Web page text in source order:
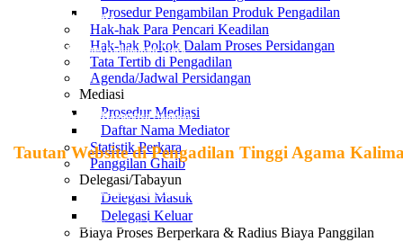
Prosedur Pengambilan Produk Pengadilan
Hak-hak Para Pencari Keadilan
Hak-hak Pokok Dalam Proses Persidangan
Tata Tertib di Pengadilan
Agenda/Jadwal Persidangan
Mediasi
Prosedur Mediasi
Daftar Nama Mediator
Statistik Perkara
Panggilan Ghaib
Delegasi/Tabayun
Delegasi Masuk
Delegasi Keluar
Biaya Proses Berperkara & Radius Biaya Panggilan
PTA Kalimantan Utara
Pemerintah Provinsi Kalimantan Utara
PN Nunukan
Pemerintah Daerah Kabupaten Nunukan
Tautan Website di Pengadilan Tinggi Agama
Pengadilan Tinggi Agama Kalimantan Utara
Pengadilan Agama Tanjung Selor